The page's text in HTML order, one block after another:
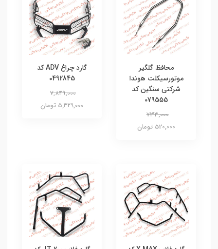
محافظ گلگیر
موتورسیکلت هوندا
شرکتی سنگین کد
079555
733,000
520,000 تومان
گارد چراغ ADV کد
0492845
7,849,000
5,329,000 تومان